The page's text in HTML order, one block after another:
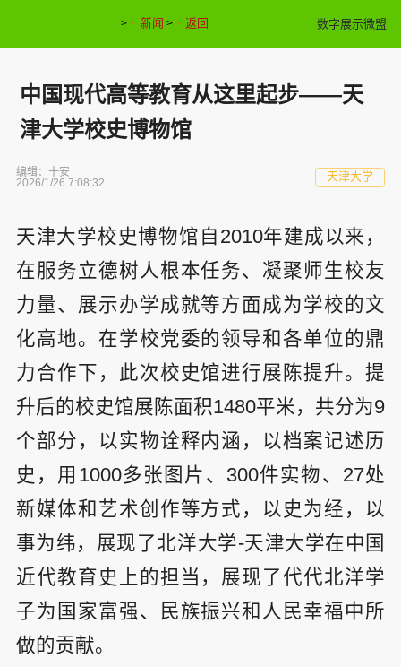
> 新闻 > 返回 数字展示微盟
中国现代高等教育从这里起步——天
津大学校史博物馆
编辑：十安
2026/1/26 7:08:32
天津大学
天津大学校史博物馆自2010年建成以来，
在服务立德树人根本任务、凝聚师生校友
力量、展示办学成就等方面成为学校的文
化高地。在学校党委的领导和各单位的鼎
力合作下，此次校史馆进行展陈提升。提
升后的校史馆展陈面积1480平米，共分为9
个部分，以实物诠释内涵，以档案记述历
史，用1000多张图片、300件实物、27处
新媒体和艺术创作等方式，以史为经，以
事为纬，展现了北洋大学-天津大学在中国
近代教育史上的担当，展现了代代北洋学
子为国家富强、民族振兴和人民幸福中所
做的贡献。